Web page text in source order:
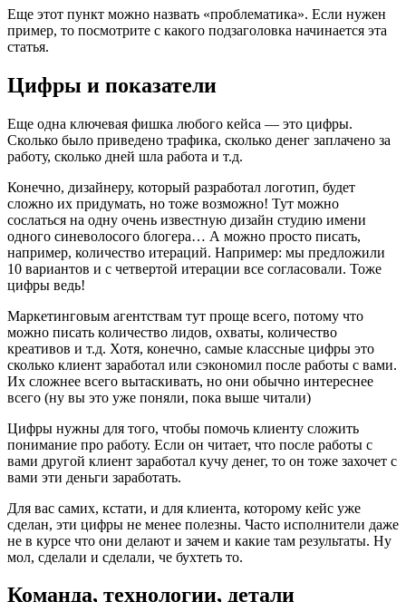
Еще этот пункт можно назвать «проблематика». Если нужен
пример, то посмотрите с какого подзаголовка начинается эта
статья.
Цифры и показатели
Еще одна ключевая фишка любого кейса — это цифры.
Сколько было приведено трафика, сколько денег заплачено за
работу, сколько дней шла работа и т.д.
Конечно, дизайнеру, который разработал логотип, будет
сложно их придумать, но тоже возможно! Тут можно
сослаться на одну очень известную дизайн студию имени
одного синеволосого блогера… А можно просто писать,
например, количество итераций. Например: мы предложили
10 вариантов и с четвертой итерации все согласовали. Тоже
цифры ведь!
Маркетинговым агентствам тут проще всего, потому что
можно писать количество лидов, охваты, количество
креативов и т.д. Хотя, конечно, самые классные цифры это
сколько клиент заработал или сэкономил после работы с вами.
Их сложнее всего вытаскивать, но они обычно интереснее
всего (ну вы это уже поняли, пока выше читали)
Цифры нужны для того, чтобы помочь клиенту сложить
понимание про работу. Если он читает, что после работы с
вами другой клиент заработал кучу денег, то он тоже захочет с
вами эти деньги заработать.
Для вас самих, кстати, и для клиента, которому кейс уже
сделан, эти цифры не менее полезны. Часто исполнители даже
не в курсе что они делают и зачем и какие там результаты. Ну
мол, сделали и сделали, че бухтеть то.
Команда, технологии, детали